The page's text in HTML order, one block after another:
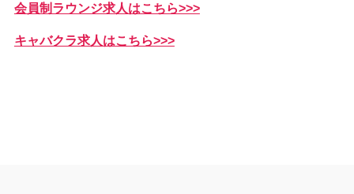
会員制ラウンジ求人はこちら>>>
キャバクラ求人はこちら>>>